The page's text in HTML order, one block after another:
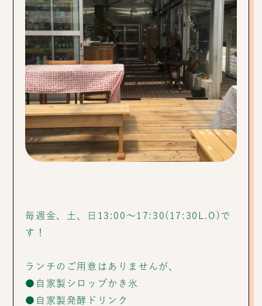
毎週金、土、日13:00〜17:30(17:30L.O)で
す！
ランチのご用意はありませんが、
●自家製シロップかき氷
●自家製発酵ドリンク